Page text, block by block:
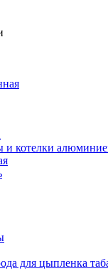
и котелки
для цыпленка